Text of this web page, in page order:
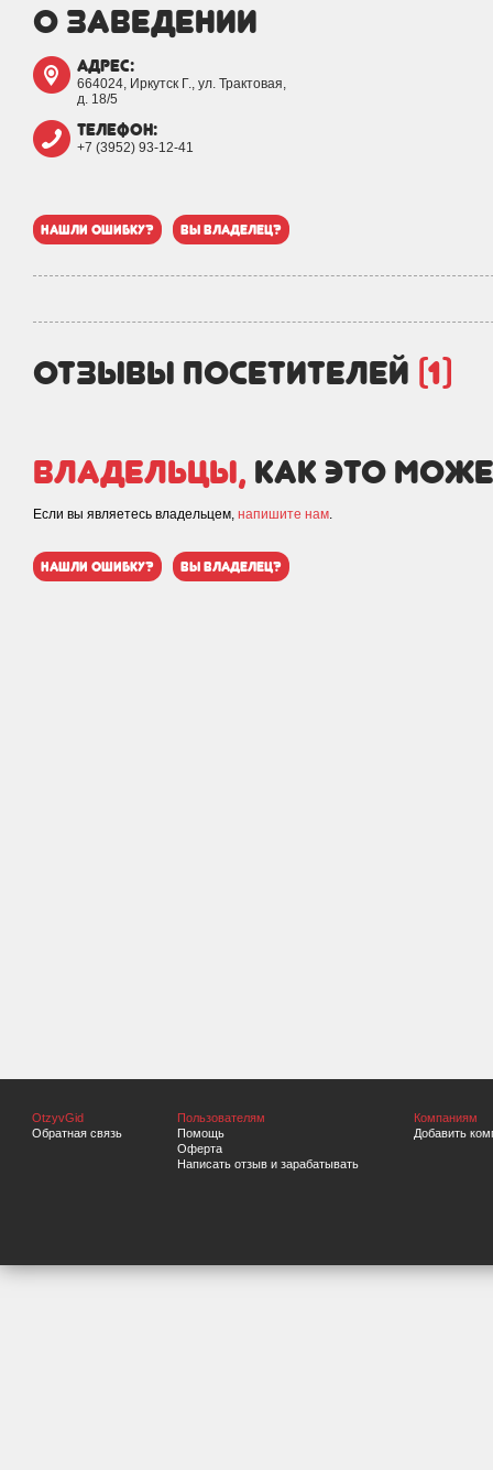
о заведении
адрес:
664024, Иркутск Г., ул. Трактовая,
д. 18/5
телефон:
+7 (3952) 93-12-41
нашли ошибку? вы владелец?
отзывы посетителей (1)
Владельцы, как это
Если вы являетесь владельцем, напишите нам.
нашли ошибку? вы владелец?
OtzyvGid
Обратная связь
Пользователям
Помощь
Оферта
Написать отзыв и зарабатывать
Компаниям
Добавить